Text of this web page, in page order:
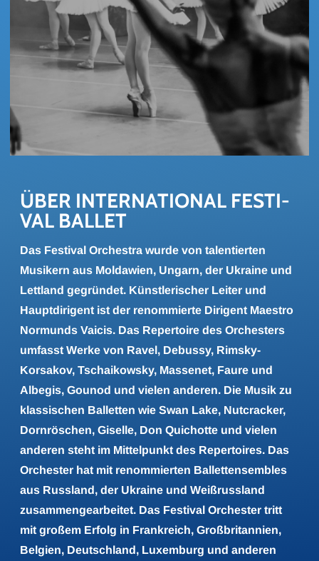
ÜBER IN­TER­NA­TIO­NAL FES­TI­
VAL BAL­LET
Das Festival Orchestra wurde von talentierten
Musikern aus Moldawien, Ungarn, der Ukraine und
Lettland gegründet. Künstlerischer Leiter und
Hauptdirigent ist der renommierte Dirigent Maestro
Normunds Vaicis. Das Repertoire des Orchesters
umfasst Werke von Ravel, Debussy, Rimsky-
Korsakov, Tschaikowsky, Massenet, Faure und
Albegis, Gounod und vielen anderen. Die Musik zu
klassischen Balletten wie Swan Lake, Nutcracker,
Dornröschen, Giselle, Don Quichotte und vielen
anderen steht im Mittelpunkt des Repertoires. Das
Orchester hat mit renommierten Ballettensembles
aus Russland, der Ukraine und Weißrussland
zusammengearbeitet. Das Festival Orchester tritt
mit großem Erfolg in Frankreich, Großbritannien,
Belgien, Deutschland, Luxemburg und anderen